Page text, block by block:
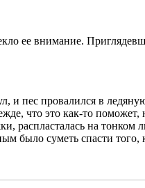
ее внимание.
и пес провалился в
что это как-то
на тонком
было суметь спасти того,